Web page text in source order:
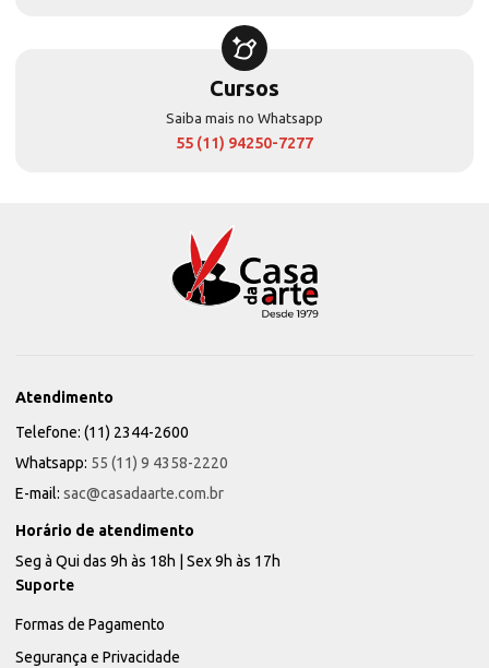
Cursos
Saiba mais no Whatsapp
55 (11) 94250-7277
Atendimento
Telefone: (11) 2344-2600
Whatsapp: 55 (11) 9 4358-2220
E-mail: sac@casadaarte.com.br
Horário de atendimento
Seg à Qui das 9h às 18h | Sex 9h às 17h
Suporte
Formas de Pagamento
Segurança e Privacidade